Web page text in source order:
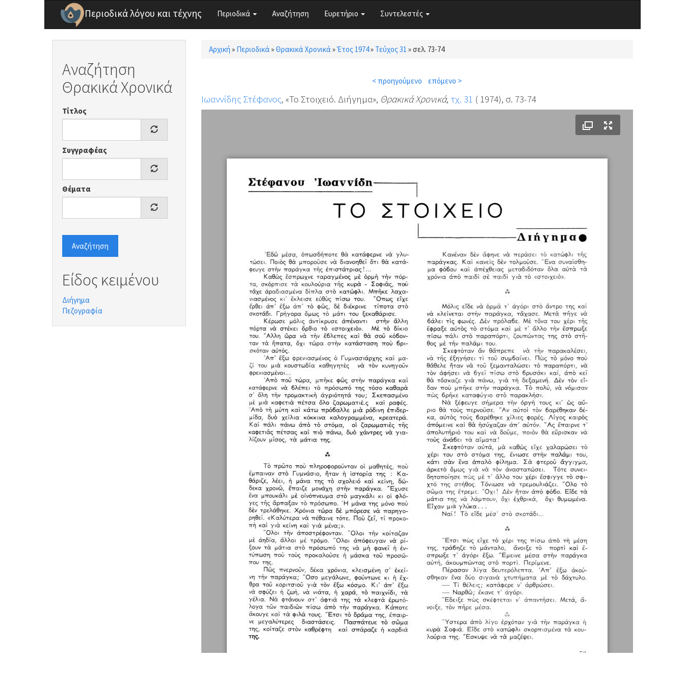
Παράκαμψη προς το κυρίως περιεχόμενο
Περιοδικά λόγου και τέχνης Περιοδικά Αναζήτηση Ευρετήριο Συντελεστές
Αναζήτηση
Θρακικά Χρονικά
Τίτλος
Συγγραφέας
Θέματα
Αναζήτηση
Είδος κειμένου
Διήγημα
Πεζογραφία
Είστε εδώ
Αρχική » Περιοδικά»Θρακικά Χρονικά»Έτος 1974» Τεύχος 31 »σελ. 73-74
< προηγούμενο επόμενο >
Ιωαννίδης Στέφανος, «Το Στοιχειό. Διήγημα», Θρακικά Χρονικά, τχ. 31 ( 1974), σ. 73-74